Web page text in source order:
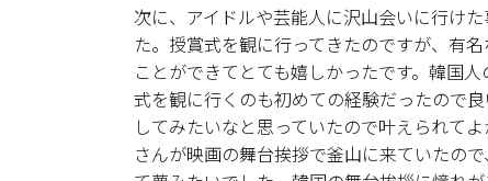
次に、アイドルや芸能人に沢山会いに行け
た。授賞式を観に行ってきたのですが、有
ことができてとても嬉しかったです。韓国
式を観に行くのも初めての経験だったので
してみたいなと思っていたので叶えられて
さんが映画の舞台挨拶で釜山に来ていたの